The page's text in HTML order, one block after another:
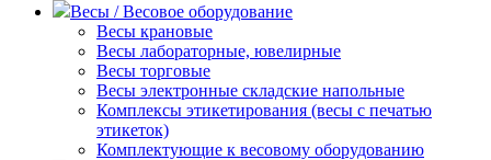
Весы / Весовое оборудование
Весы крановые
Весы лабораторные, ювелирные
Весы торговые
Весы электронные складские напольные
Комплексы этикетирования (весы с печатью
этикеток)
Комплектующие к весовому оборудованию